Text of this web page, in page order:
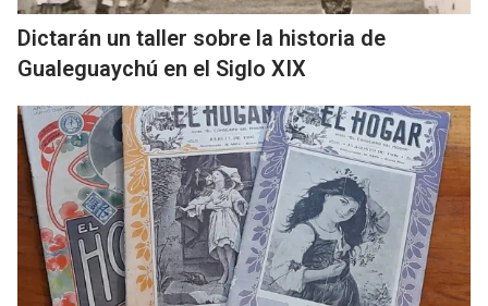
Dictarán un taller sobre la historia de
Gualeguaychú en el Siglo XIX